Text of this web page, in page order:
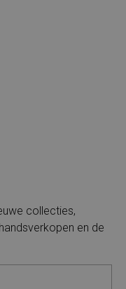
collecties,
en de